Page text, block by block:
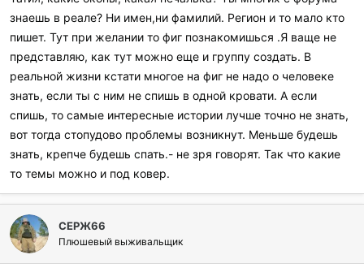
и
л
и
знаешь в реале? Ни имен,ни фамилий. Регион и то мало кто
пишет. Тут при желании то фиг познакомишься .Я ваще не
представляю, как тут можно еще и группу создать. В
реальной жизни кстати многое на фиг не надо о человеке
знать, если ты с ним не спишь в одной кровати. А если
спишь, то самые интересные истории лучше точно не знать,
вот тогда стопудово проблемы возникнут. Меньше будешь
знать, крепче будешь спать.- не зря говорят. Так что какие
то темы можно и под ковер.
СЕРЖ66
Плюшевый выживальщик